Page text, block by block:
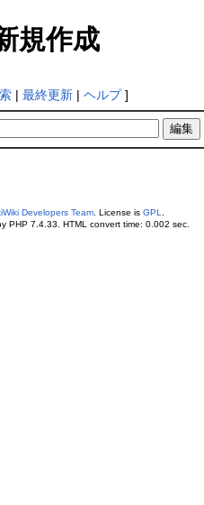
規作成
| 最終更新| ヘルプ]
Developers Team. License is GPL
PHP 7.4.33. HTML convert time: 0.002 sec.